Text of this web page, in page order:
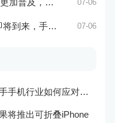
付将成为主流 07-06
临新机遇与挑战 07-06
忠机者手机专卖平台：二手手机行业如何应对新消费升级的趋势
将推出可折叠iPhone